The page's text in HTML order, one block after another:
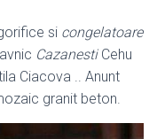
si congelatoare
CazanestiCehu
Ciacova .. Anunt
granit beton.